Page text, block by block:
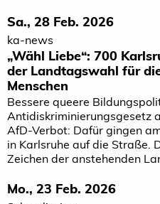
Sa., 28 Feb. 2026
ka-news
„Wähl Liebe“: 700
der Landtagswahl für
Menschen
Bessere queere
Antidiskriminierungsgesetz
AfD-Verbot: Dafür gingen
in Karlsruhe auf die Straße.
Zeichen der anstehenden
Mo., 23 Feb. 2026